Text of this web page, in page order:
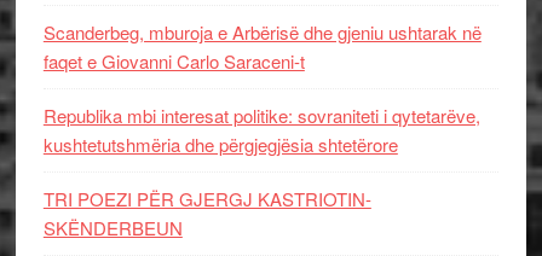
Scanderbeg, mburoja e Arbërisë dhe gjeniu ushtarak në
faqet e Giovanni Carlo Saraceni-t
Republika mbi interesat politike: sovraniteti i qytetarëve,
kushtetutshmëria dhe përgjegjësia shtetërore
TRI POEZI PËR GJERGJ KASTRIOTIN-
SKËNDERBEUN